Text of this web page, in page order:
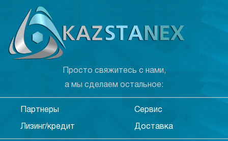
Просто свяжитесь с нами,
а мы сделаем остальное:
Партнеры Сервис
Лизинг/кредит Доставка